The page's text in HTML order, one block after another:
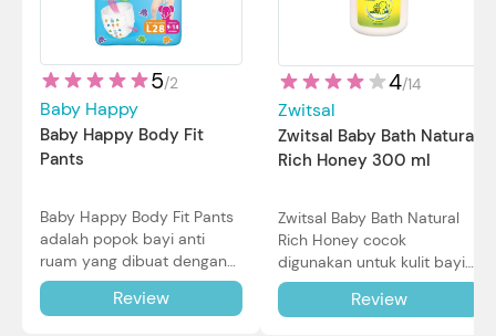
5/2
Baby Happy
Baby Happy Body Fit
Pants
Baby Happy Body Fit Pants
adalah popok bayi anti
ruam yang dibuat dengan
teknologi Air Through
Technology.Review
4/14
Zwitsal
Zwitsal Baby Bath Natural
Rich Honey 300 ml
Zwitsal Baby Bath Natural
Rich Honey cocok
digunakan untuk kulit bayi
baru lahir bahkan kulit
sensitif sekalipun. Simak
Review